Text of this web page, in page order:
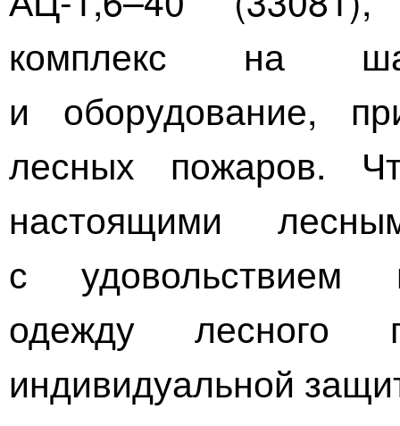
комплекс на
и оборудование,
лесных пожаров.
настоящими
с удовольствием
одежду лесного
индивидуальной